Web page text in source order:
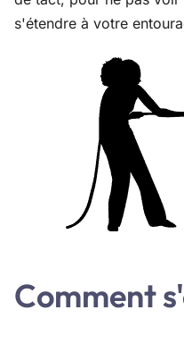
s'étendre à votre
Comment